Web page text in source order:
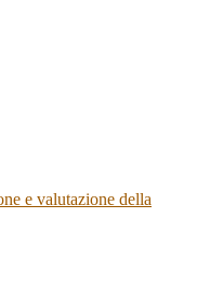
e valutazione della